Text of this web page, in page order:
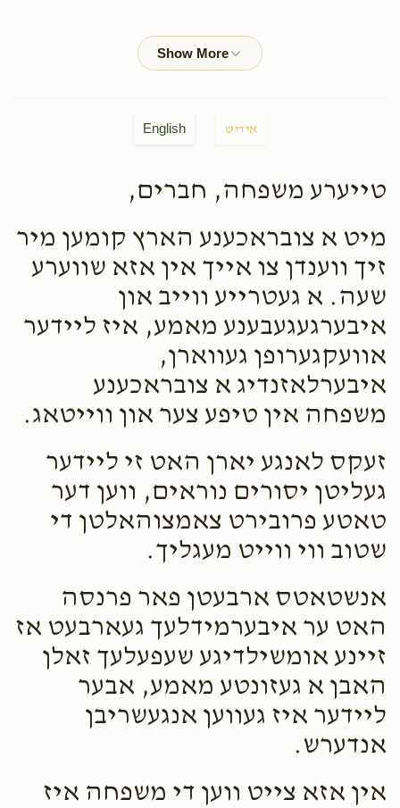
Shia Shloime Fekete
Phone DonationShia Shloime Fekete
2 months ago $36.00
Shia Shloime Fekete
2 months ago $36.00
English אידיש
טייערע משפחה, חברים,
מיט א צובראכענע הארץ קומען מיר
זיך ווענדן צו אייך אין אזא שווערע
שעה. א געטרייע ווייב און
איבערגעגעבענע מאמע, איז ליידער
אוועקגערופן געווארן,
איבערלאזנדיג א צובראכענע
משפחה אין טיפע צער און ווייטאג.
זעקס לאנגע יארן האט זי ליידער
געליטן יסורים נוראים, ווען דער
טאטע פרובירט צאמצוהאלטן די
שטוב ווי ווייט מעגליך.
אנשטאטס ארבעטן פאר פרנסה
האט ער איבערמידלעך געארבעט אז
זיינע אומשילדיגע שעפעלעך זאלן
האבן א געזונטע מאמע, אבער
ליידער איז געווען אנגעשריבן
אנדערש.
אין אזא צייט ווען די משפחה איז